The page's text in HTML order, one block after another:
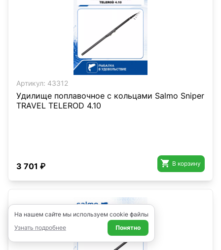
Артикул: 43312
Удилище поплавочное с кольцами Salmo Sniper
TRAVEL TELEROD 4.10
3 701 ₽  В корзину
На нашем сайте мы используем cookie файлы
Узнать подробнее
Понятно